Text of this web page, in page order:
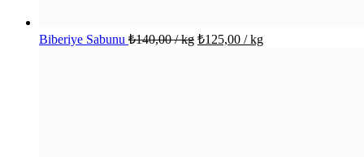
Biberiye Sabunu ₺140,00/ kg ₺125,00 / kg